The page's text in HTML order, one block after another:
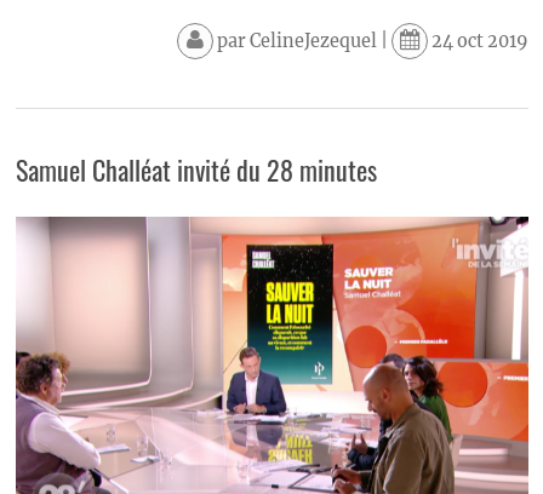
parCelineJezequel| 24 oct 2019
Samuel Challéat invité du 28 minutes